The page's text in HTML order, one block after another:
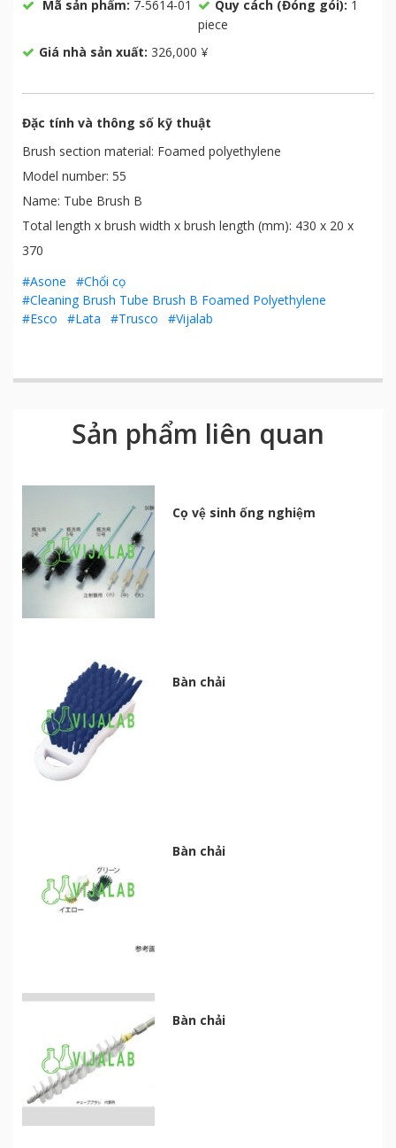
Mã sản phẩm: 7-5614-01 Quy cách (Đóng gói): 1
piece
Giá nhà sản xuất: 326,000 ¥
Đặc tính và thông số kỹ thuật
Brush section material: Foamed polyethylene
Model number: 55
Name: Tube Brush B
Total length x brush width x brush length (mm): 430 x 20 x
370
#Asone
#Chổi cọ
#Cleaning Brush Tube Brush B Foamed Polyethylene
#Esco
#Lata #Trusco #Vijalab
Sản phẩm liên quan
Cọ vệ sinh ống nghiệm
Bàn chải
Bàn chải
Bàn chải